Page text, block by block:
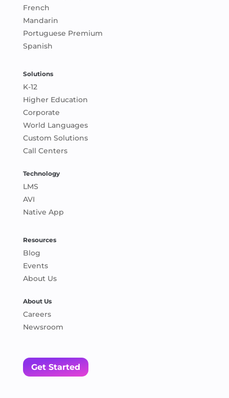
French
Mandarin
Portuguese Premium
Spanish
Solutions
K-12
Higher Education
Corporate
World Languages
Custom Solutions
Call Centers
Technology
LMS
AVI
Native App
Resources
Blog
Events
About Us
About Us
Careers
Newsroom
Get Started